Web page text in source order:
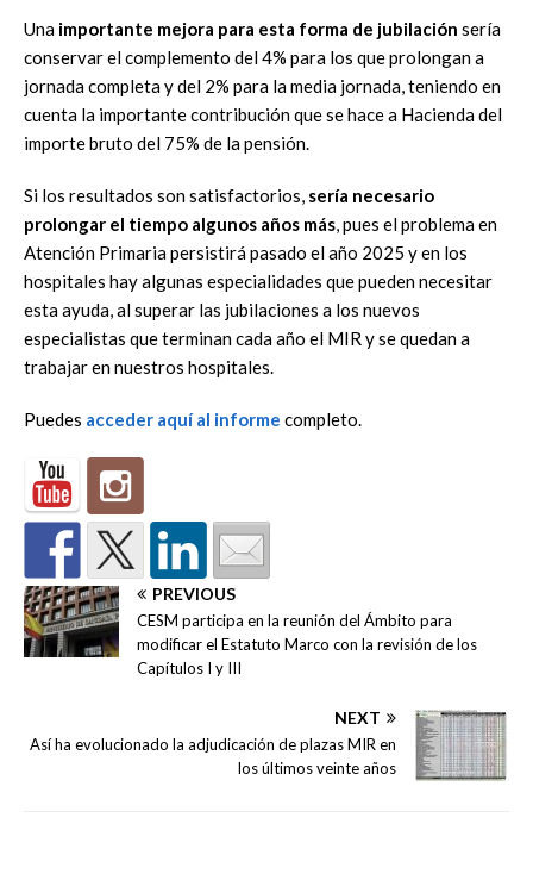
Una importante mejora para esta forma de jubilación sería
conservar el complemento del 4% para los que prolongan a
jornada completa y del 2% para la media jornada, teniendo en
cuenta la importante contribución que se hace a Hacienda del
importe bruto del 75% de la pensión.
Si los resultados son satisfactorios, sería necesario
prolongar el tiempo algunos años más, pues el problema en
Atención Primaria persistirá pasado el año 2025 y en los
hospitales hay algunas especialidades que pueden necesitar
esta ayuda, al superar las jubilaciones a los nuevos
especialistas que terminan cada año el MIR y se quedan a
trabajar en nuestros hospitales.
Puedes acceder aquí al informe completo.
PREVIOUS
CESM participa en la reunión del Ámbito para
modificar el Estatuto Marco con la revisión de los
Capítulos I y III
NEXT
Así ha evolucionado la adjudicación de plazas MIR en
los últimos veinte años